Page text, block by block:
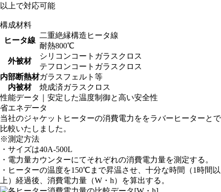
以上で対応可能
構成材料
ヒータ線
二重絶縁構造ヒータ線
耐熱800℃
外被材
シリコンコートガラスクロス
テフロンコートガラスクロス
内部断熱材ガラスフェルト等
内被材
焼成済ガラスクロス
性能データ｜安定した温度制御と高い安全性
省エネデータ
当社のジャケットヒーターの消費電力ををラバーヒーターとで
比較いたしました。
※測定方法
・サイズは40A-500L
・電力量カウンターにてそれぞれの消費電力量を測定する。
・ヒーターの温度を150℃まで昇温させ、十分な時間（1時間以
上）経過後、消費電力量（W・h）を算出する。